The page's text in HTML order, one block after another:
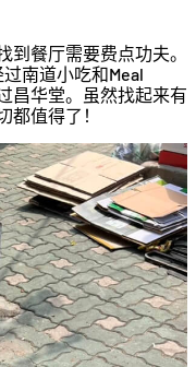
餐厅需要费点功夫。
南道小吃和Meal
昌华堂。虽然找起来有
都值得了！